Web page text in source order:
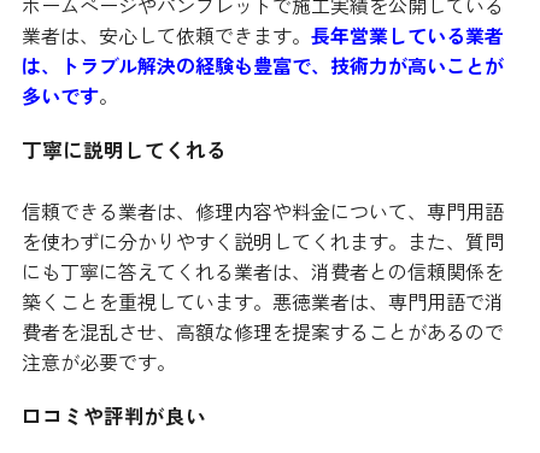
業者は、安心して依頼できます。 長年営業している業者
は、トラブル解決の経験も豊富で、技術力が高いことが
多いです。
丁寧に説明してくれる
信頼できる業者は、修理内容や料金について、専門用語
を使わずに分かりやすく説明してくれます。また、質問
にも丁寧に答えてくれる業者は、消費者との信頼関係を
築くことを重視しています。悪徳業者は、専門用語で消
費者を混乱させ、高額な修理を提案することがあるので
注意が必要です。
口コミや評判が良い